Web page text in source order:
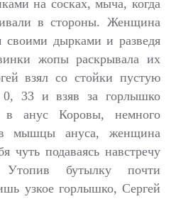
на сосках, мыча, когда
в стороны. Женщина
своими дырками и разведя
жопы раскрывала их
взял со стойки пустую
0, 33 и взяв за горлышко
в анус Коровы, немного
мышцы ануса, женщина
чуть подаваясь навстречу
Утопив бутылку почти
узкое горлышко, Сергей